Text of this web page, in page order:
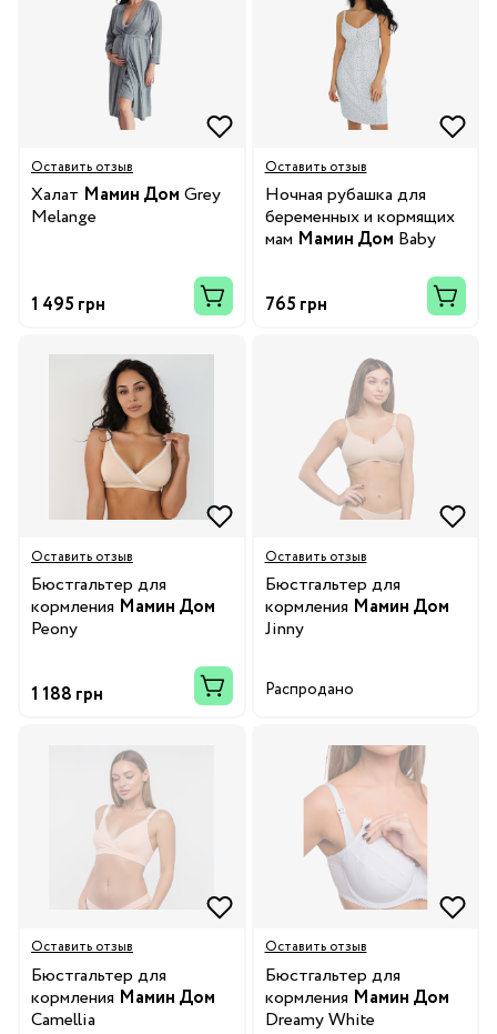
Оставить отзыв
Халат Мамин Дом Grey
Melange
1 495 грн
Оставить отзыв
Ночная рубашка для
беременных и кормящих
мам Мамин Дом Baby
765 грн
Оставить отзыв
Бюстгальтер для
кормления Мамин Дом
Peony
1 188 грн
Оставить отзыв
Бюстгальтер для
кормления Мамин Дом
Jinny
Распродано
Оставить отзыв
Бюстгальтер для
кормления Мамин Дом
Camellia
Оставить отзыв
Бюстгальтер для
кормления Мамин Дом
Dreamy White